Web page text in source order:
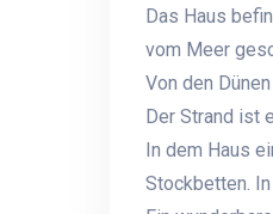
Das Haus
vom Meer
Von den
Der Strand ist
In dem Haus
Stockbetten.